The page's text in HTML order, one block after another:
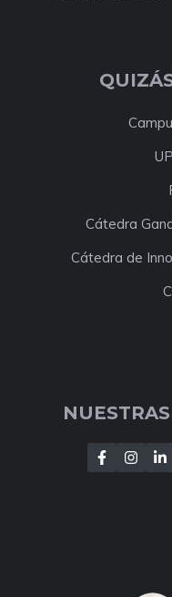
Cátedra
Cátedra de